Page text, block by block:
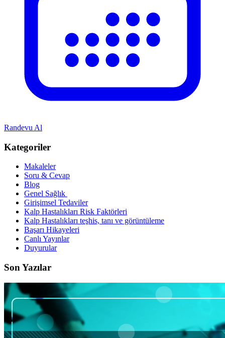
Randevu Al
Kategoriler
Makaleler
Soru & Cevap
Blog
Genel Sağlık
Girişimsel Tedaviler
Kalp Hastalıkları Risk Faktörleri
Kalp Hastalıkları teşhis, tanı ve görüntüleme
Başarı Hikayeleri
Canlı Yayınlar
Duyurular
Son Yazılar